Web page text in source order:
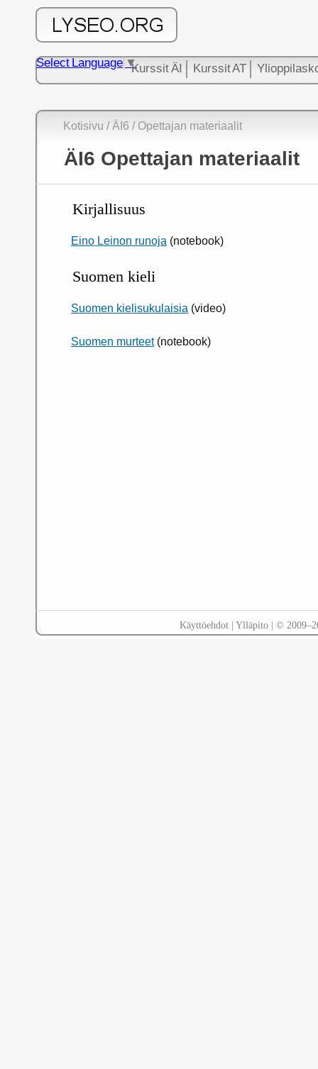
Kurssit ÄI Kurssit AT
Select Language ▼
Kotisivu / ÄI6 / Opettajan materiaalit
ÄI6 Opettajan materiaalit
Kirjallisuus
Eino Leinon runoja (notebook)
Suomen kieli
Suomen kielisukulaisia (video)
Suomen murteet(notebook)
Käyttöehdot| Ylläpito| ©